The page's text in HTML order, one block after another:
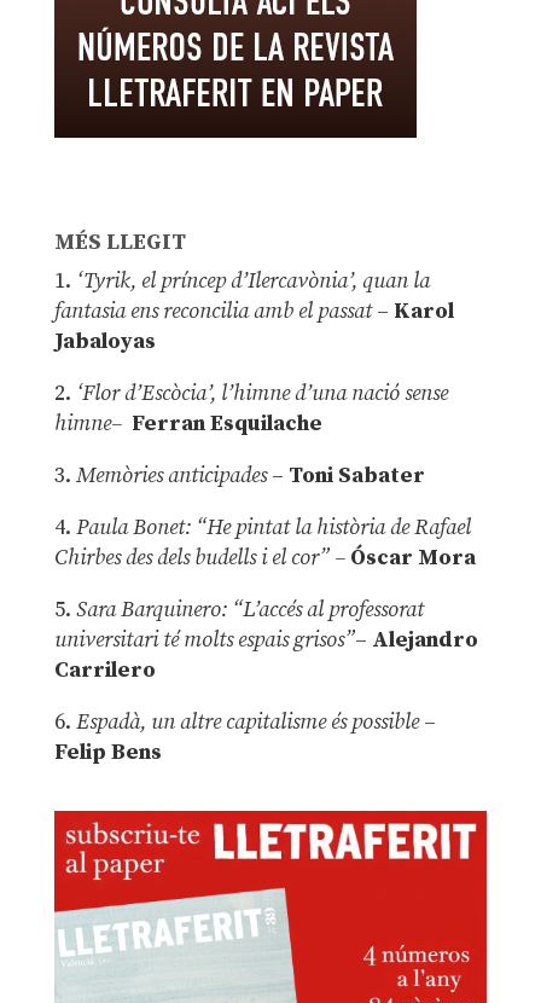
MÉS LLEGIT
1. ‘Tyrik, el príncep d’Ilercavònia’, quan la
fantasia ens reconcilia amb el passat– Karol
Jabaloyas
2. ‘Flor d’Escòcia’, l’himne d’una nació sense
himne– Ferran Esquilache
3. Memòries anticipades– Toni Sabater
4. Paula Bonet: “He pintat la història de Rafael
Chirbes des dels budells i el cor” –Óscar Mora
5. Sara Barquinero: “L’accés al professorat
universitari té molts espais grisos”– Alejandro
Carrilero
6. Espadà, un altre capitalisme és possible –
Felip Bens